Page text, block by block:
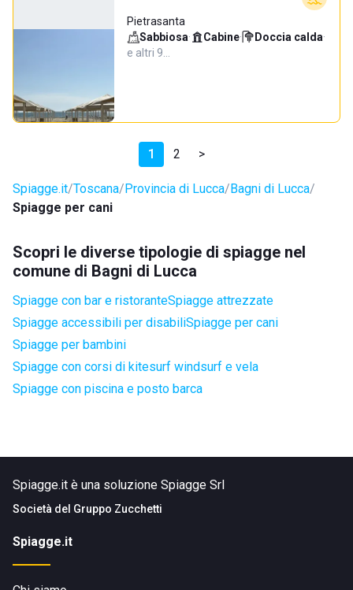
Pietrasanta
Sabbiosa· Cabine· Doccia calda·
e altri 9…
1 2 >
Spiagge.it Toscana Provincia di Lucca Bagni di Lucca
Spiagge per cani
Scopri le diverse tipologie di spiagge nel
comune di Bagni di Lucca
Spiagge con bar e ristoranteSpiagge attrezzate
Spiagge accessibili per disabiliSpiagge per cani
Spiagge per bambini
Spiagge con corsi di kitesurf windsurf e vela
Spiagge con piscina e posto barca
Spiagge.it è una soluzione Spiagge Srl
Società del Gruppo Zucchetti
Spiagge.it